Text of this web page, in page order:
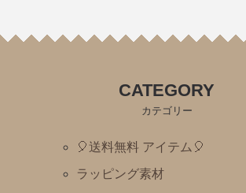
おさるのジョージ
CATEGORY
カテゴリー
🎈送料無料 アイテム🎈
ラッピング素材